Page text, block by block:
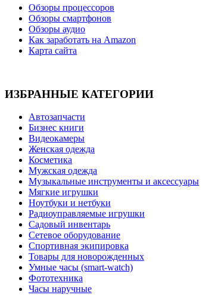
Обзоры процессоров
Обзоры смартфонов
Обзоры аудио
Как заработать на Amazon
Карта сайта
ИЗБРАННЫЕ КАТЕГОРИИ
Автозапчасти
Бизнес книги
Видеокамеры
Женская одежда
Косметика
Мужская одежда
Музыкальные инструменты и аксессуары
Мягкие игрушки
Ноутбуки и нетбуки
Радиоуправляемые игрушки
Садовый инвентарь
Сетевое оборудование
Спортивная экипировка
Товары для новорожденных
Умные часы (smart-watch)
Фототехника
Часы наручные